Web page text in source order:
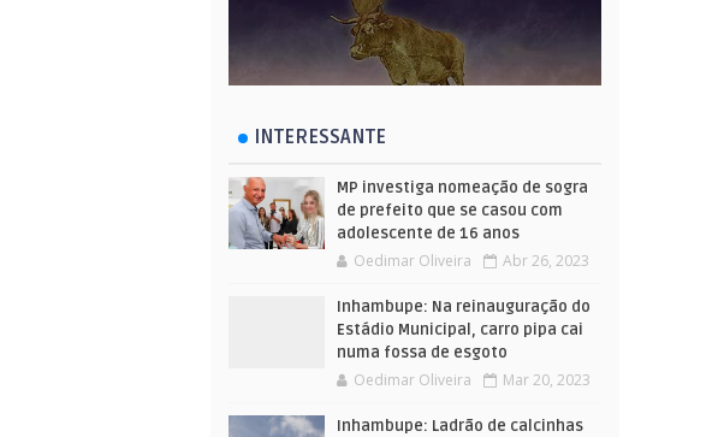
INTERESSANTE
MP investiga nomeação de sogra
de prefeito que se casou com
adolescente de 16 anos
Oedimar Oliveira Abr 26, 2023
Inhambupe: Na reinauguração do
Estádio Municipal, carro pipa cai
numa fossa de esgoto
Oedimar Oliveira Mar 20, 2023
Inhambupe: Ladrão de calcinhas